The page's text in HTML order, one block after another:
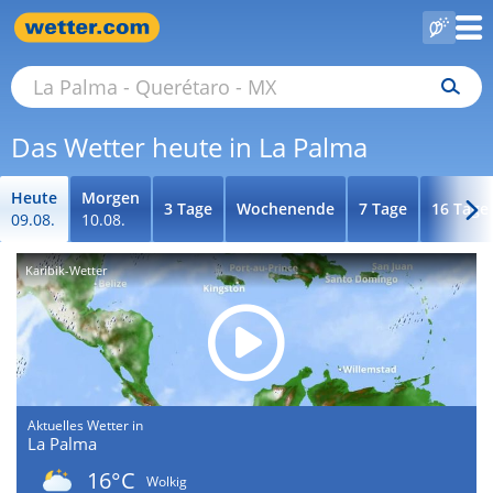
Das Wetter heute in La Palma
Heute
09.08.
Morgen
10.08.
3 Tage Wochenende 7 Tage 16 Tage
Karibik-Wetter
Aktuelles Wetter in
La Palma
16°C
Wolkig